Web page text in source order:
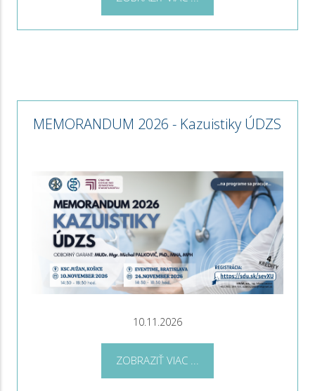
MEMORANDUM 2026 - Kazuistiky ÚDZS
10.11.2026
ZOBRAZIŤ VIAC ...